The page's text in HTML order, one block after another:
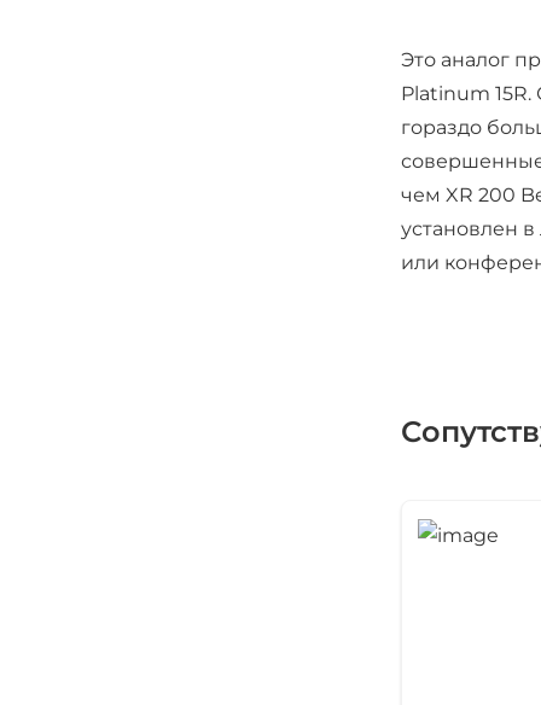
Это аналог
Platinum 15R.
гораздо
чем XR 200
установлен
или